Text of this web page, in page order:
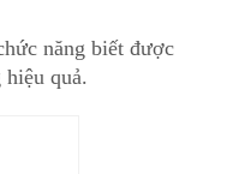
năng biết được
hiệu quả.